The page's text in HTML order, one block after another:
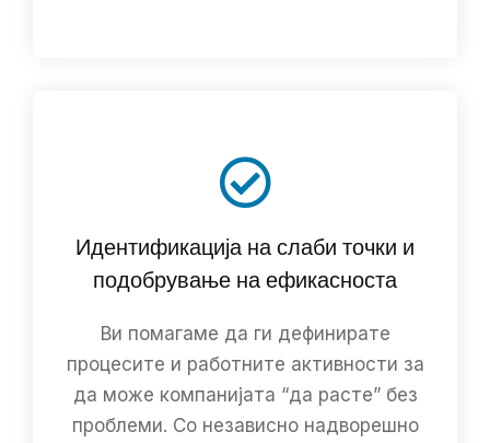
Идентификација на слаби точки и
подобрување на ефикасноста
Ви помагаме да ги дефинирате
процесите и работните активности за
да може компанијата “да расте” без
проблеми. Со независно надворешно